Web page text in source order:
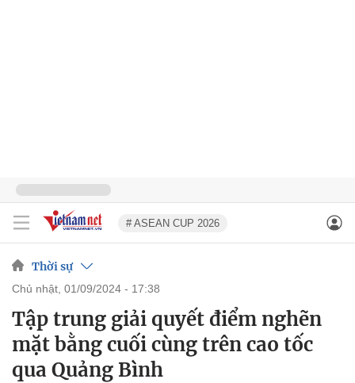
# ASEAN CUP 2026
Thời sự
chủ nhật, 01/09/2024 - 17:38
Tập trung giải quyết điểm nghẽn
mặt bằng cuối cùng trên cao tốc
qua Quảng Bình